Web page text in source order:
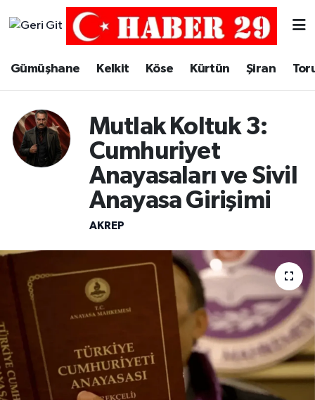
Gümüşhane Kelkit Köse Kürtün Şiran
Mutlak Koltuk 3:
Cumhuriyet
Anayasaları ve Sivil
Anayasa Girişimi
AKREP
Merkez Trafik Yoğunluk Haritası
Süper Lig Puan Durumu ve Fikstür
Tüm Manşetler
Son Dakika Haberleri
Haber Arşivi